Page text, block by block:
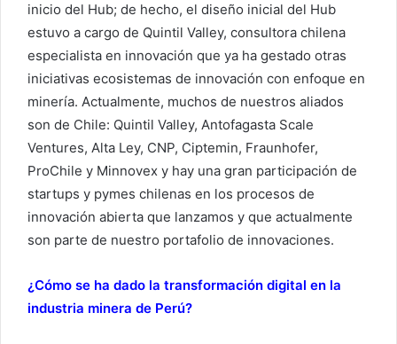
inicio del Hub; de hecho, el diseño inicial del Hub
estuvo a cargo de Quintil Valley, consultora chilena
especialista en innovación que ya ha gestado otras
iniciativas ecosistemas de innovación con enfoque en
minería. Actualmente, muchos de nuestros aliados
son de Chile: Quintil Valley, Antofagasta Scale
Ventures, Alta Ley, CNP, Ciptemin, Fraunhofer,
ProChile y Minnovex y hay una gran participación de
startups y pymes chilenas en los procesos de
innovación abierta que lanzamos y que actualmente
son parte de nuestro portafolio de innovaciones.
¿Cómo se ha dado la transformación digital en la
industria minera de Perú?